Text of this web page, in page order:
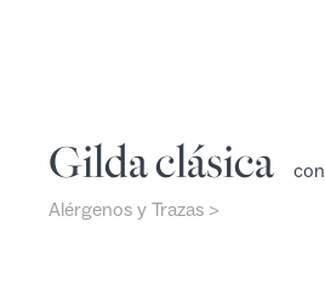
Gilda clásica
Alérgenos y Trazas >